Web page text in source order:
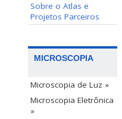
Sobre o Atlas e
Projetos Parceiros
MICROSCOPIA
Microscopia de Luz »
Microscopia Eletrônica
»